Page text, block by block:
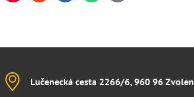
mail
Lučenecká cesta 2266/6, 960 96 Zvolen